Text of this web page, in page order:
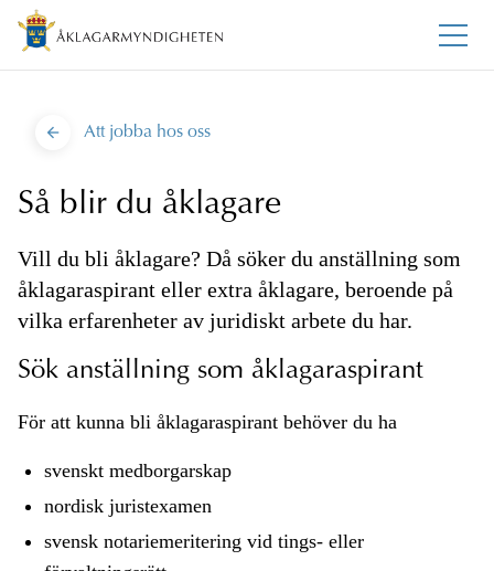
Att jobba hos oss
Så blir du åklagare
Vill du bli åklagare? Då söker du anställning som
åklagaraspirant eller extra åklagare, beroende på
vilka erfarenheter av juridiskt arbete du har.
Sök anställning som åklagaraspirant
För att kunna bli åklagaraspirant behöver du ha
svenskt medborgarskap
nordisk juristexamen
svensk notariemeritering vid tings- eller